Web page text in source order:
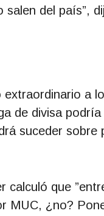
del país”,
a
de divisa
suceder sobre
calculó que
MUC, ¿no?